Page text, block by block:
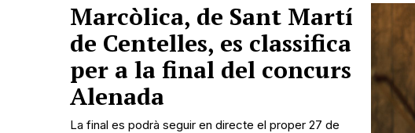
Marcòlica, de Sant Martí
de Centelles, es classifica
per a la final del concurs
Alenada
La final es podrà seguir en directe el proper 27 de